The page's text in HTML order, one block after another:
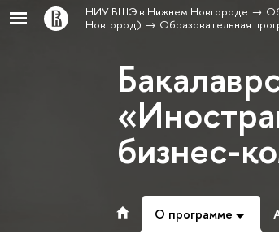
НИУ ВШЭ в Нижнем Новгороде
Новгород)
Образовательная
бизнес-
О программе